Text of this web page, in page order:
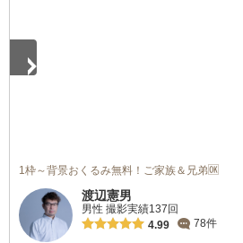
1枠～背景おくるみ無料！ご家族＆兄弟🆗
渡辺憲男
男性 撮影実績137回
4.99
78件